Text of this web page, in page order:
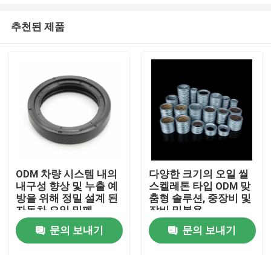
홈
추천된 제품
ODM 차량 시스템 내의
내구성 향상 및 누출 예
방을 위해 정밀 설계 된
자동차 오일 밀폐
문의 보내기
다양한 크기의 오일 씰
스켈레톤 타입 ODM 맞
춤형 솔루션, 중장비 및
장비 밀봉용
문의 보내기